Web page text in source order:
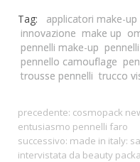
Tag: applicatori make-up
innovazione make up
pennelli make-up
pennello camouflage
trousse pennelli trucco
precedente: cosmopack
entusiasmo pennelli faro
successivo: made in italy:
intervistata da beauty